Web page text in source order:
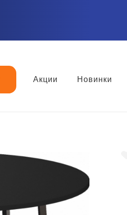
Акции Новинки